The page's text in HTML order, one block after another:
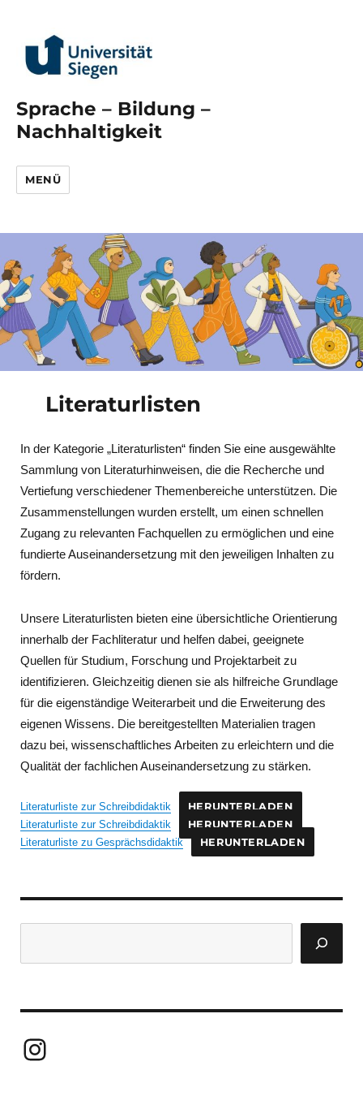
Sprache – Bildung –
Nachhaltigkeit
MENÜ
Literaturlisten
In der Kategorie „Literaturlisten“ finden Sie eine ausgewählte
Sammlung von Literaturhinweisen, die die Recherche und
Vertiefung verschiedener Themenbereiche unterstützen. Die
Zusammenstellungen wurden erstellt, um einen schnellen
Zugang zu relevanten Fachquellen zu ermöglichen und eine
fundierte Auseinandersetzung mit den jeweiligen Inhalten zu
fördern.
Unsere Literaturlisten bieten eine übersichtliche Orientierung
innerhalb der Fachliteratur und helfen dabei, geeignete
Quellen für Studium, Forschung und Projektarbeit zu
identifizieren. Gleichzeitig dienen sie als hilfreiche Grundlage
für die eigenständige Weiterarbeit und die Erweiterung des
eigenen Wissens. Die bereitgestellten Materialien tragen
dazu bei, wissenschaftliches Arbeiten zu erleichtern und die
Qualität der fachlichen Auseinandersetzung zu stärken.
Literaturliste zur Schreibdidaktik
HERUNTERLADEN
Literaturliste zur Schreibdidaktik
HERUNTERLADEN
Literaturliste zu Gesprächsdidaktik
HERUNTERLADEN
Instagram